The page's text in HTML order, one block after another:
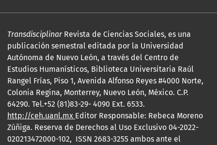
TransdisciplinarRevista de Ciencias Sociales, es una
publicación semestral editada por la Universidad
Autónoma de Nuevo León, a través del Centro de
Estudios Humanísticos, Biblioteca Universitaria Raúl
Rangel Frías, Piso 1, Avenida Alfonso Reyes #4000 Norte,
Colonia Regina, Monterrey, Nuevo León, México. C.P.
64290. Tel.+52 (81)83-29- 4090 Ext. 6533.
http://ceh.uanl.mx Editor Responsable: Rebeca Moreno
Zúñiga. Reserva de Derechos al Uso Exclusivo 04-2022-
020213472000-102, ISSN 2683-3255 ambos ante el